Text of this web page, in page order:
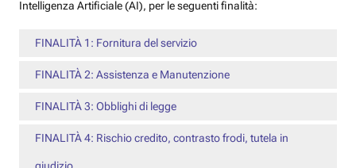
Intelligenza Artificiale (AI), per le seguenti finalità:
FINALITÀ 1: Fornitura del servizio
FINALITÀ 2: Assistenza e Manutenzione
FINALITÀ 3: Obblighi di legge
FINALITÀ 4: Rischio credito, contrasto frodi, tutela in